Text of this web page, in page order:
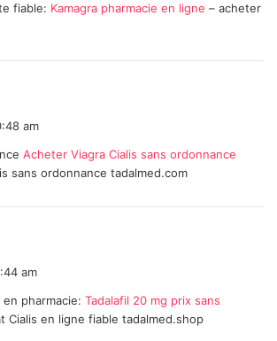
fiable: Kamagra pharmacie en ligne – acheter
am
Acheter Viagra Cialis sans ordonnance
sans ordonnance tadalmed.com
am
pharmacie: Tadalafil 20 mg prix sans
Cialis en ligne fiable tadalmed.shop